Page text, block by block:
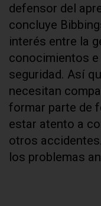
defensor del
concluye
interés entre la
conocimientos
seguridad. Así
necesitan
formar parte de
estar atento a
otros
los problemas